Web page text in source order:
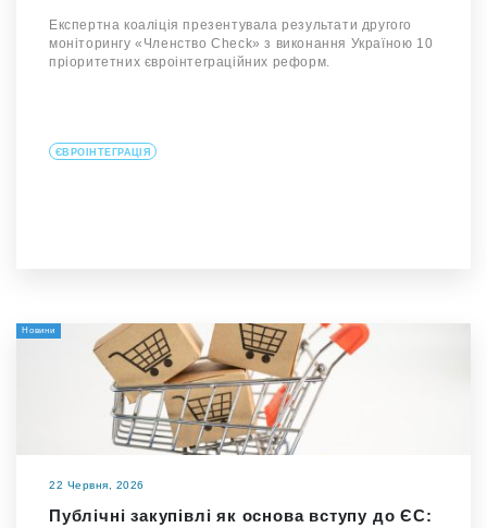
Експертна коаліція презентувала результати другого
моніторингу «Членство Check» з виконання Україною 10
пріоритетних євроінтеграційних реформ.
ЄВРОІНТЕГРАЦІЯ
Новини
22 Червня, 2026
Публічні закупівлі як основа вступу до ЄС: